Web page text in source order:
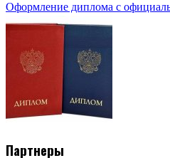
Оформление диплома с
Партнеры